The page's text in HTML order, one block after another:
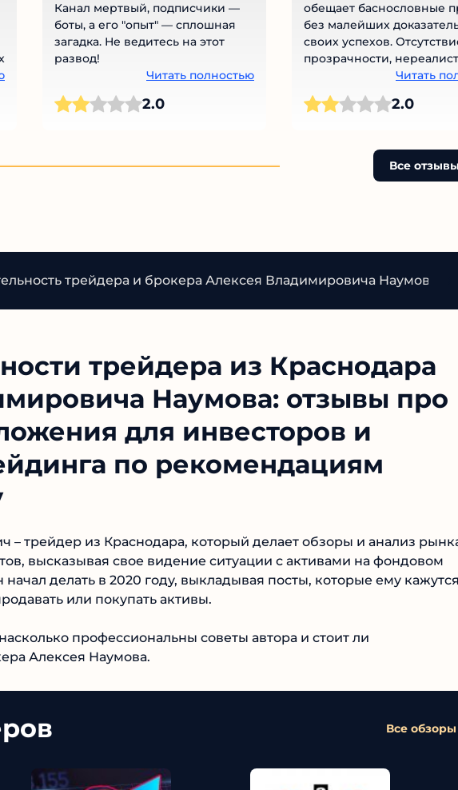
Канал мертвый, подписчики —
боты, а его "опыт" — сплошная
загадка. Не ведитесь на этот
развод!
Читать полностью
2.0
обещает баснословные
без малейших
своих успехов.
прозрачности,
гарантии и отсутствие
верифицированной
– классические признаки
деньгах? Настоящие
профессионалы не
Читать
2.0
Все отзывы
трейдера и брокера Алексея Владимировича Наумова
трейдера из Краснодара
Наумова: отзывы про
для инвесторов и
по рекомендациям
– трейдер из Краснодара, который делает обзоры и анализ
высказывая свое видение ситуации с активами на фондовом
делать в 2020 году, выкладывая посты, которые ему кажутся
или покупать активы.
профессиональны советы автора и стоит ли
Алексея Наумова.
Все обзоры